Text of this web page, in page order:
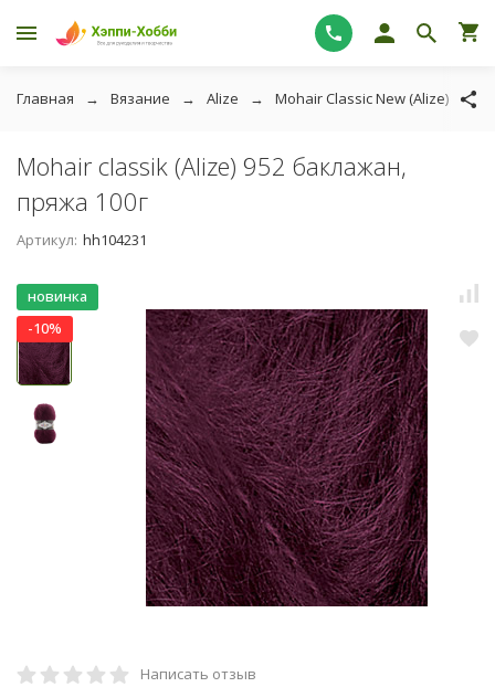
Главная Вязание Alize Mohair Classic New (Alize)
Mohair classik (Alize) 952 баклажан,
пряжа 100г
Артикул: hh104231
новинка
-10%
Написать отзыв